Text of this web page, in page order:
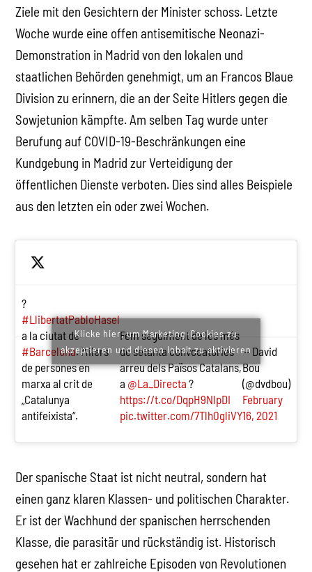
Ziele mit den Gesichtern der Minister schoss. Letzte
Woche wurde eine offen antisemitische Neonazi-
Demonstration in Madrid von den lokalen und
staatlichen Behörden genehmigt, um an Francos Blaue
Division zu erinnern, die an der Seite Hitlers gegen die
Sowjetunion kämpfte. Am selben Tag wurde unter
Berufung auf COVID-19-Beschränkungen eine
Kundgebung in Madrid zur Verteidigung der
öffentlichen Dienste verboten. Dies sind alles Beispiele
aus den letzten ein oder zwei Wochen.
?
#LlibertatPabloHasel
a la ciutat de
#Barcelona. Milers
de persones en
marxa al crit de
„Catalunya
antifeixista“.
Fem seguiment de les més
de setanta convocatòries
arreu dels Països Catalans,
a @La_Directa ?
https://t.co/DqpH9NlpDI
pic.twitter.com/7Tlh0gliVY
— David
Bou
(@dvdbou)
February
16, 2021
Klicke hier, um Marketing-Cookies zu
akzeptieren und diesen Inhalt zu aktivieren
Der spanische Staat ist nicht neutral, sondern hat
einen ganz klaren Klassen- und politischen Charakter.
Er ist der Wachhund der spanischen herrschenden
Klasse, die parasitär und rückständig ist. Historisch
gesehen hat er zahlreiche Episoden von Revolutionen